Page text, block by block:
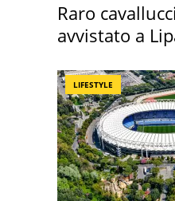
Raro
avvistato a
LIFESTYLE